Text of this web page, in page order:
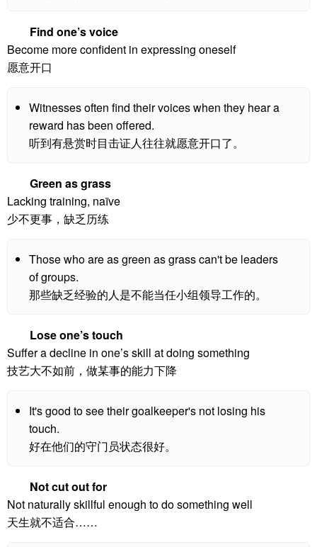
Find one’s voice
Become more confident in expressing oneself
愿意开口
Witnesses often find their voices when they hear a
reward has been offered.
听到有悬赏时目击证人往往就愿意开口了。
Green as grass
Lacking training, naïve
少不更事，缺乏历练
Those who are as green as grass can't be leaders
of groups.
那些缺乏经验的人是不能当任小组领导工作的。
Lose one’s touch
Suffer a decline in one’s skill at doing something
技艺大不如前，做某事的能力下降
It's good to see their goalkeeper's not losing his
touch.
好在他们的守门员状态很好。
Not cut out for
Not naturally skillful enough to do something well
天生就不适合……